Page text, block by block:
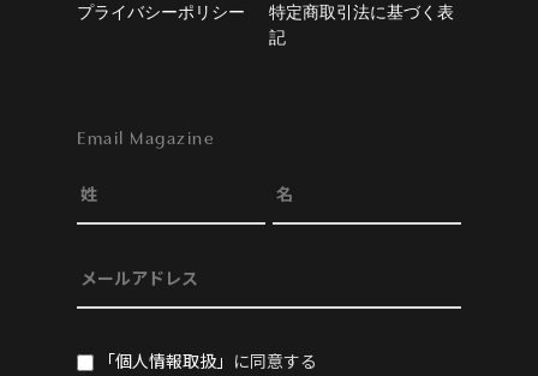
プライバシーポリシー
特定商取引法に基づく表
記
Email Magazine
「個人情報取扱」 に同意する